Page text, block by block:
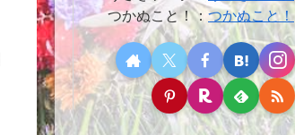
つかぬこと！： つかぬこと！